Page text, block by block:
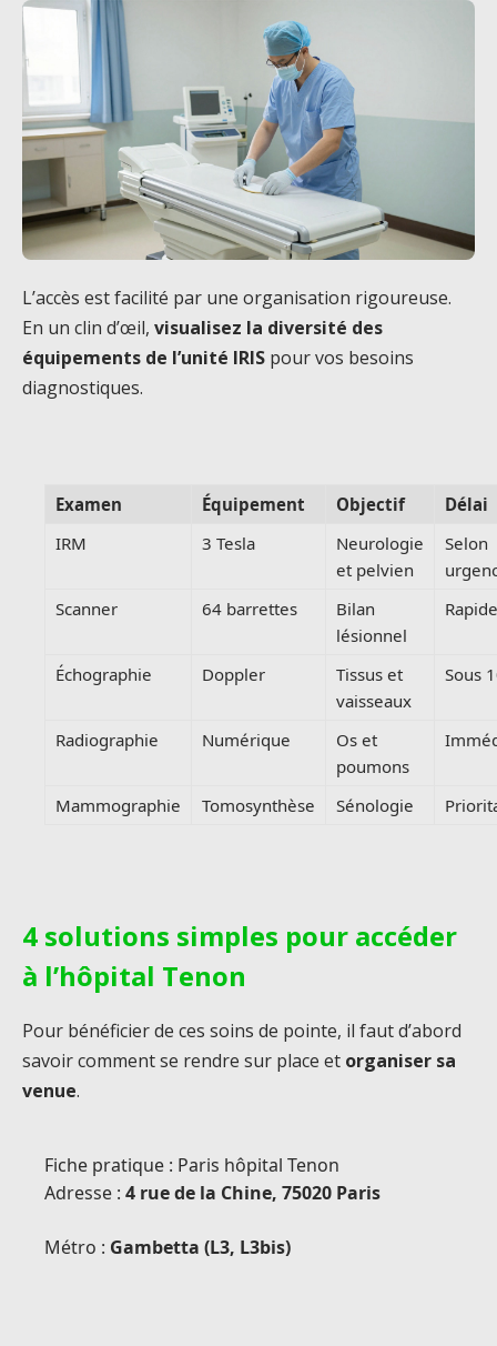
L’accès est facilité par une organisation rigoureuse.
En un clin d’œil, visualisez la diversité des
équipements de l’unité IRIS pour vos besoins
diagnostiques.
Examen Équipement Objectif
Délai
IRM
3 Tesla
Neurologie
et pelvien
Selon
Scanner
64 barrettes
Bilan
lésionnel
Rapide
Échographie Doppler
Tissus et
vaisseaux
Sous
Radiographie Numérique
Os et
poumons
Mammographie Tomosynthèse Sénologie
4 solutions simples pour accéder
à l’hôpital Tenon
Pour bénéficier de ces soins de pointe, il faut d’abord
savoir comment se rendre sur place et organiser sa
venue.
Fiche pratique : Paris hôpital Tenon
Adresse : 4 rue de la Chine, 75020 Paris
Métro : Gambetta (L3, L3bis)